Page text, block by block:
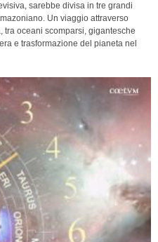
sarebbe divisa in tre grandi
Un viaggio attraverso
oceani scomparsi, gigantesche
e trasformazione del pianeta nel